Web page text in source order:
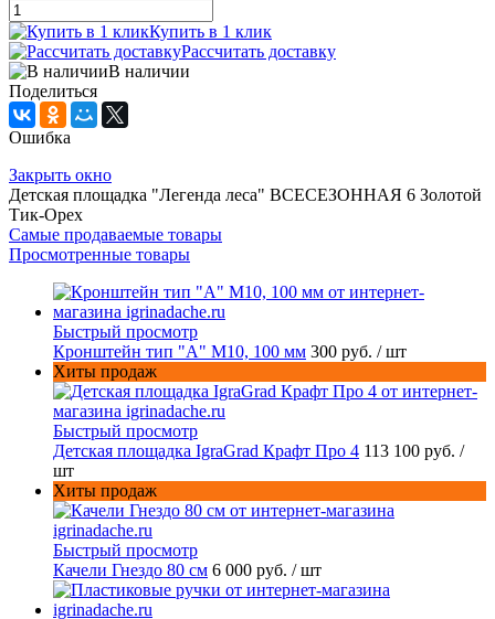
Купить в 1 клик
Рассчитать доставку
В наличии
Поделиться
Ошибка
Закрыть окно
Детская площадка "Легенда леса" ВСЕСЕЗОННАЯ 6 Золотой
Тик-Орех
Самые продаваемые товары
Просмотренные товары
Быстрый просмотр
Кронштейн тип "A" M10, 100 мм 300 руб. / шт
Хиты продаж
Быстрый просмотр
Детская площадка IgraGrad Крафт Про 4 113 100 руб. /
шт
Хиты продаж
Быстрый просмотр
Качели Гнездо 80 см 6 000 руб. / шт